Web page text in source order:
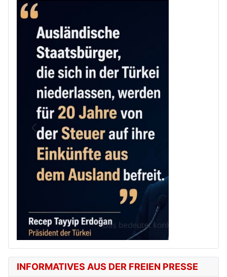
INFORMATIVES AUS DER FREIEN PRESSE